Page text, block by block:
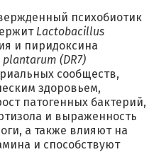
психобиотик
Lactobacillus
и пиридоксина
(DR7)
сообществ,
здоровьем,
патогенных бактерий,
и выраженность
а также влияют на
и способствуют